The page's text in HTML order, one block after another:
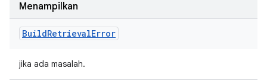
Menampilkan
BuildRetrievalError
jika ada masalah.